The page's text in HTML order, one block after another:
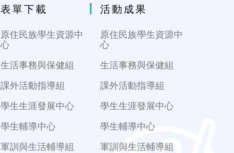
表單下載
原住民族學生資源中
心
生活事務與保健組
課外活動指導組
學生生涯發展中心
學生輔導中心
軍訓與生活輔導組
活動成果
原住民族學生資源中
心
生活事務與保健組
課外活動指導組
學生生涯發展中心
學生輔導中心
軍訓與生活輔導組